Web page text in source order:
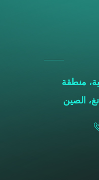
منطقة
الصين